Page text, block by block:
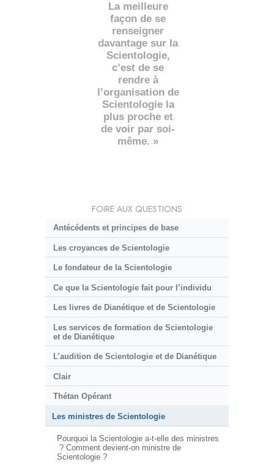
La meilleure
façon de se
renseigner
davantage sur la
Scientologie,
c’est de se
rendre à
l’organisation de
Scientologie la
plus proche et
de voir par soi-
même. »
FOIRE AUX QUESTIONS
Antécédents et principes de base
Les croyances de Scientologie
Le fondateur de la Scientologie
Ce que la Scientologie fait pour l’individu
Les livres de Dianétique et de Scientologie
Les services de formation de Scientologie
et de Dianétique
L’audition de Scientologie et de Dianétique
Clair
Thétan Opérant
Les ministres de Scientologie
Pourquoi la Scientologie a-t-elle des ministres
? Comment devient-on ministre de
Scientologie ?